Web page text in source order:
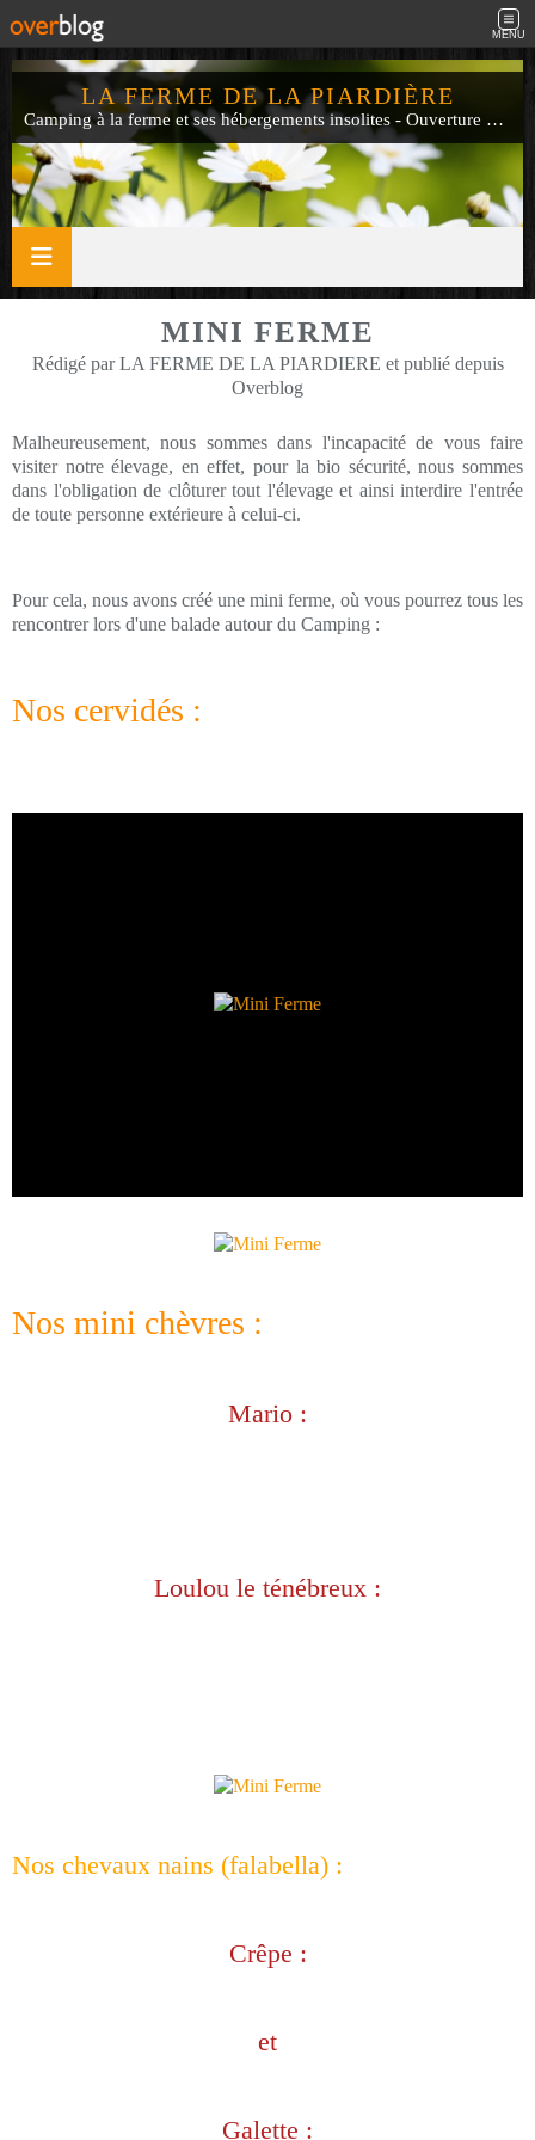
MENU
LA FERME DE LA PIARDIÈRE
Camping à la ferme et ses hébergements insolites - Ouverture de mi-avril à fin septembre
MINI FERME
Rédigé par LA FERME DE LA PIARDIERE et publié depuis
Overblog
Malheureusement, nous sommes dans l'incapacité de vous faire
visiter notre élevage, en effet, pour la bio sécurité, nous sommes
dans l'obligation de clôturer tout l'élevage et ainsi interdire l'entrée
de toute personne extérieure à celui-ci.
Pour cela, nous avons créé une mini ferme, où vous pourrez tous les
rencontrer lors d'une balade autour du Camping :
Nos cervidés :
Nos mini chèvres :
Mario :
Loulou le ténébreux :
Nos chevaux nains (falabella) :
Crêpe :
et
Galette :